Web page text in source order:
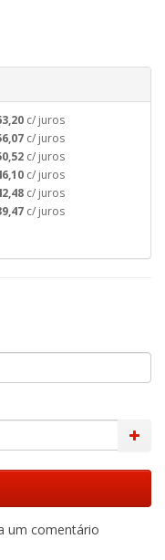
c/ juros
c/ juros
c/ juros
c/ juros
c/ juros
c/ juros
um comentário